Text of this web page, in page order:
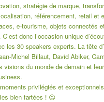
stratégie de marque,
référencement, retail et
e-tourisme, objets connectés
donc l’occasion unique
les 30 speakers experts. La tête
Michel Billaut, David Abiker,
du monde de demain et
privilégiés et
bien fartées ! 😉